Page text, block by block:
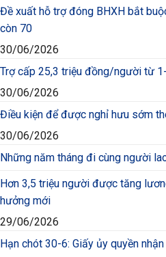
Đề xuất hỗ trợ đóng BHXH bắt
còn 70
30/06/2026
Trợ cấp 25,3 triệu đồng/người từ
30/06/2026
Điều kiện để được nghỉ hưu sớm
30/06/2026
Những năm tháng đi cùng người
Hơn 3,5 triệu người được tăng
hưởng mới
29/06/2026
Hạn chót 30-6: Giấy ủy quyền